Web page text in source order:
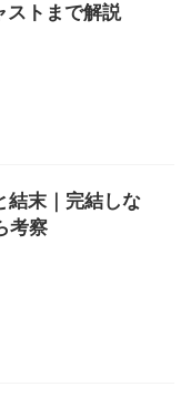
ストまで解説
結末｜完結しな
考察